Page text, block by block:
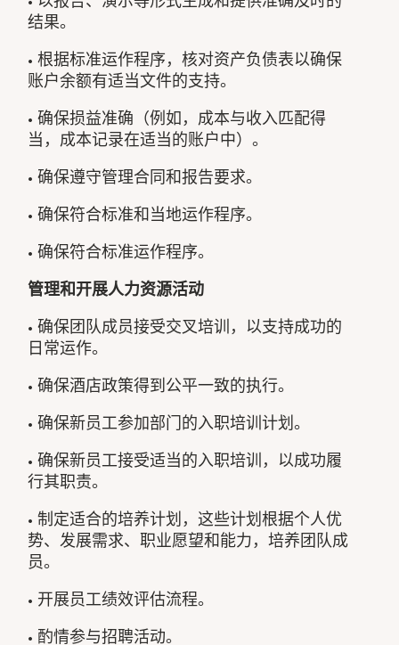
结果。
• 根据标准运作程序，核对资产负债表以确保
账户余额有适当文件的支持。
• 确保损益准确（例如，成本与收入匹配得
当，成本记录在适当的账户中）。
• 确保遵守管理合同和报告要求。
• 确保符合标准和当地运作程序。
• 确保符合标准运作程序。
管理和开展人力资源活动
• 确保团队成员接受交叉培训，以支持成功的
日常运作。
• 确保酒店政策得到公平一致的执行。
• 确保新员工参加部门的入职培训计划。
• 确保新员工接受适当的入职培训，以成功履
行其职责。
• 制定适合的培养计划，这些计划根据个人优
势、发展需求、职业愿望和能力，培养团队成
员。
• 开展员工绩效评估流程。
• 酌情参与招聘活动。